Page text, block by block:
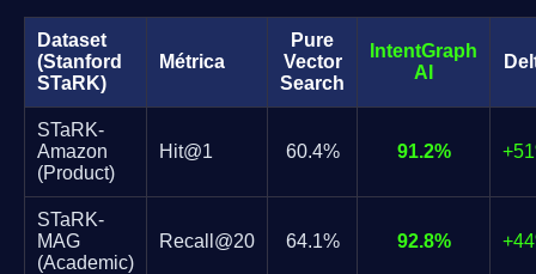
Dataset
(Stanford
STaRK)
Métrica
Pure
Vector
Search
IntentGraph
AI
STaRK-
Amazon
(Product)
Hit@1 60.4% 91.2%
STaRK-
MAG
(Academic)
Recall@20 64.1% 92.8%